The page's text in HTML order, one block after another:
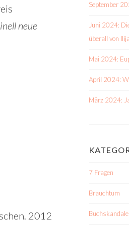
neue
2012
September
Juni 2024:
überall von
Mai 2024:
April 2024:
März 2024:
7 Fragen
Brauchtum
Buchskandale